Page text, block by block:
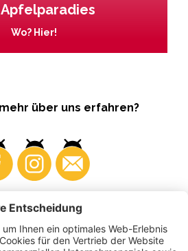
Apfelparadies
Wo? Hier!
über uns erfahren?
Produzenten